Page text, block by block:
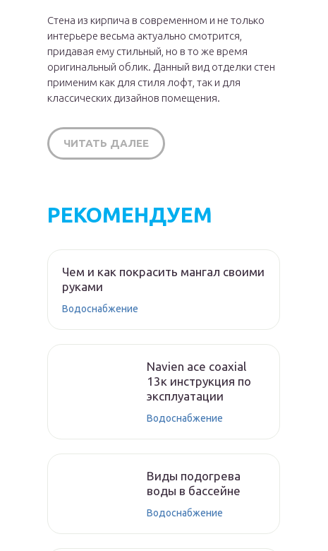
Стена из кирпича в современном и не только
интерьере весьма актуально смотрится,
придавая ему стильный, но в то же время
оригинальный облик. Данный вид отделки стен
применим как для стиля лофт, так и для
классических дизайнов помещения.
ЧИТАТЬ ДАЛЕЕ
РЕКОМЕНДУЕМ
Чем и как покрасить мангал своими
руками
Водоснабжение
Navien ace coaxial
13к инструкция по
эксплуатации
Водоснабжение
Виды подогрева
воды в бассейне
Водоснабжение